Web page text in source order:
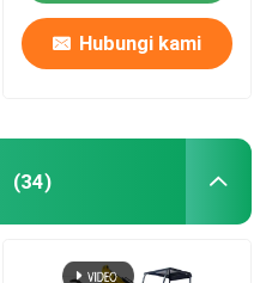
Hubungi kami
(34)